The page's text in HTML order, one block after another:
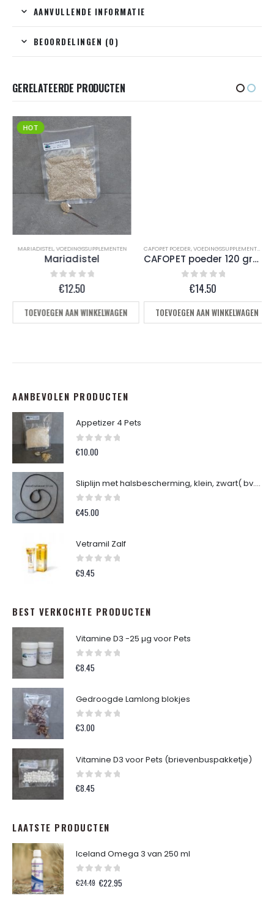
AANVULLENDE INFORMATIE
BEOORDELINGEN (0)
GERELATEERDE PRODUCTEN
HOT
MARIADISTEL,VOEDINGSSUPPLEMENTEN
Mariadistel
out of 5
€12.50
TOEVOEGEN AAN WINKELWAGEN
CAFOPET POEDER,VOEDINGSSUPPLEMENTEN
CAFOPET poeder 120 gram
out of 5
€14.50
TOEVOEGEN AAN WINKELWAGEN
AANBEVOLEN PRODUCTEN
Appetizer 4 Pets
0out of 5
€10.00
Sliplijn met halsbescherming, klein, zwart( bv. Dwerg Teckel )
0out of 5
€45.00
Vetramil Zalf
0out of 5
€9.45
BEST VERKOCHTE PRODUCTEN
Vitamine D3 -25 µg voor Pets
0out of 5
€8.45
Gedroogde Lamlong blokjes
0out of 5
€3.00
Vitamine D3 voor Pets (brievenbuspakketje)
0out of 5
€8.45
LAATSTE PRODUCTEN
Iceland Omega 3 van 250 ml
0out of 5
€24.49 Oorspronkelijke
€22.95